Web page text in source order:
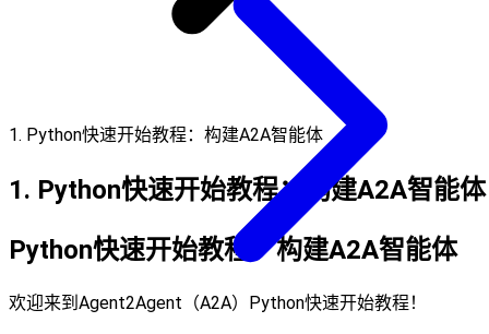
1. Python快速开始教程：构建A2A智能体
1. Python快速开始教程：构建A2A智能体
Python快速开始教程：构建A2A智能体
欢迎来到Agent2Agent（A2A）Python快速开始教程！